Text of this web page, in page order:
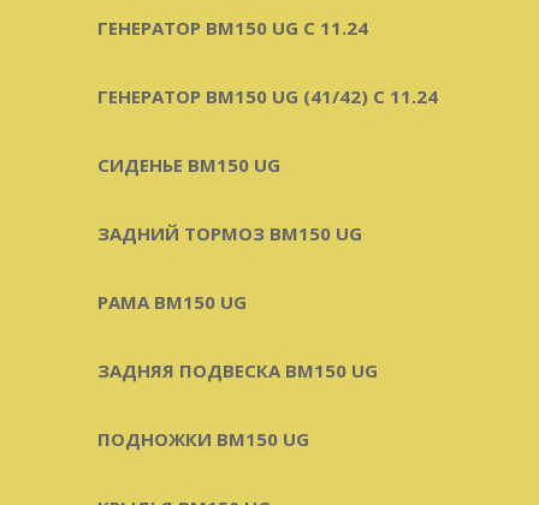
ГЕНЕРАТОР BM150 UG С 11.24
ГЕНЕРАТОР BM150 UG (41/42) С 11.24
СИДЕНЬЕ BM150 UG
ЗАДНИЙ ТОРМОЗ BM150 UG
РАМА BM150 UG
ЗАДНЯЯ ПОДВЕСКА BM150 UG
ПОДНОЖКИ BM150 UG